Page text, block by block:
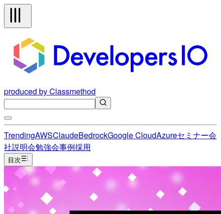
produced by Classmethod
TrendingAWSClaudeBedrockGoogle CloudAzureセミナー会
社説明会勉強会事例採用
目次